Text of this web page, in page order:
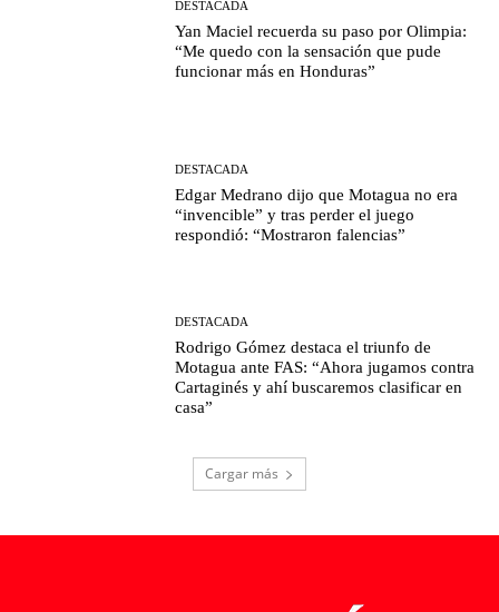
DESTACADA
Yan Maciel recuerda su paso por Olimpia:
“Me quedo con la sensación que pude
funcionar más en Honduras”
DESTACADA
Edgar Medrano dijo que Motagua no era
“invencible” y tras perder el juego
respondió: “Mostraron falencias”
DESTACADA
Rodrigo Gómez destaca el triunfo de
Motagua ante FAS: “Ahora jugamos contra
Cartaginés y ahí buscaremos clasificar en
casa”
Cargar más